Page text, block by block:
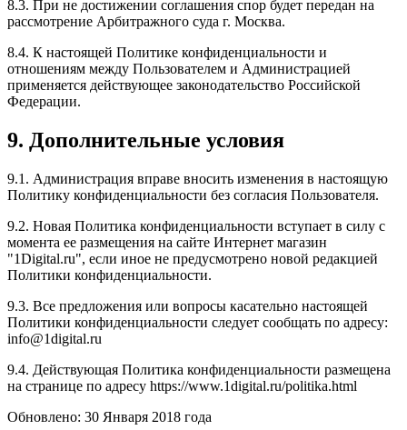
8.3. При не достижении соглашения спор будет передан на
рассмотрение Арбитражного суда г. Москва.
8.4. К настоящей Политике конфиденциальности и
отношениям между Пользователем и Администрацией
применяется действующее законодательство Российской
Федерации.
9. Дополнительные условия
9.1. Администрация вправе вносить изменения в настоящую
Политику конфиденциальности без согласия Пользователя.
9.2. Новая Политика конфиденциальности вступает в силу с
момента ее размещения на сайте Интернет магазин
"1Digital.ru", если иное не предусмотрено новой редакцией
Политики конфиденциальности.
9.3. Все предложения или вопросы касательно настоящей
Политики конфиденциальности следует сообщать по адресу:
info@1digital.ru
9.4. Действующая Политика конфиденциальности размещена
на странице по адресу https://www.1digital.ru/politika.html
Обновлено: 30 Января 2018 года